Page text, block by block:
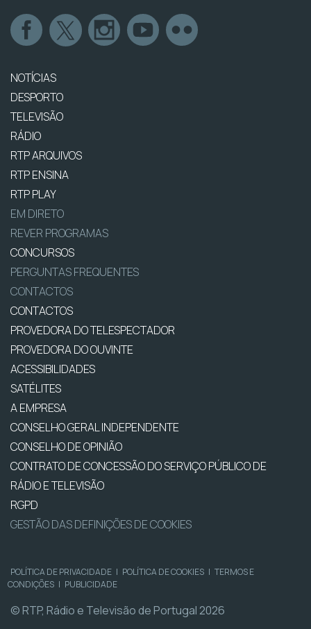
NOTÍCIAS
DESPORTO
TELEVISÃO
RÁDIO
RTP ARQUIVOS
RTP ENSINA
RTP PLAY
EM DIRETO
REVER PROGRAMAS
CONCURSOS
PERGUNTAS FREQUENTES
CONTACTOS
CONTACTOS
PROVEDORA DO TELESPECTADOR
PROVEDORA DO OUVINTE
ACESSIBILIDADES
SATÉLITES
A EMPRESA
CONSELHO GERAL INDEPENDENTE
CONSELHO DE OPINIÃO
CONTRATO DE CONCESSÃO DO SERVIÇO PÚBLICO DE
RÁDIO E TELEVISÃO
RGPD
GESTÃO DAS DEFINIÇÕES DE COOKIES
POLÍTICA DE PRIVACIDADE | POLÍTICA DE COOKIES | TERMOS E
CONDIÇÕES | PUBLICIDADE
© RTP, Rádio e Televisão de Portugal 2026